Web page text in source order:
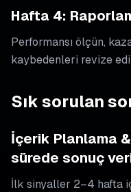
Hafta 4:
Performansı ölçün,
kaybedenleri revize
Sık sorulan
İçerik Planlama
sürede sonuç
İlk sinyaller 2–4 hafta